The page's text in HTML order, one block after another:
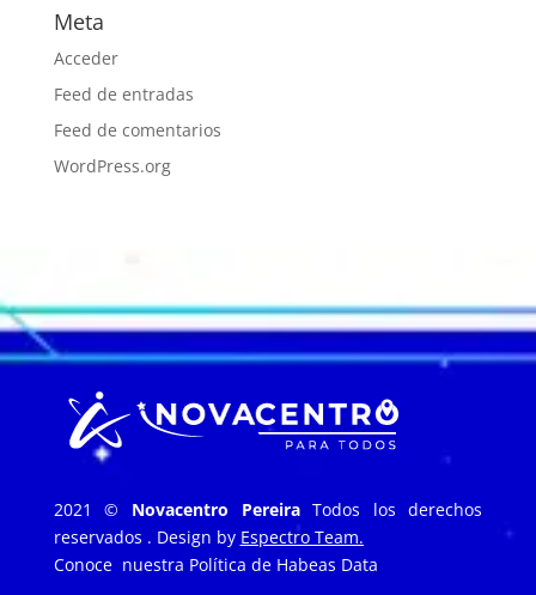
Meta
Acceder
Feed de entradas
Feed de comentarios
WordPress.org
2021 © Novacentro PereiraTodos los derechos
reservados . Design by Espectro Team.
Conoce nuestra Política de Habeas Data